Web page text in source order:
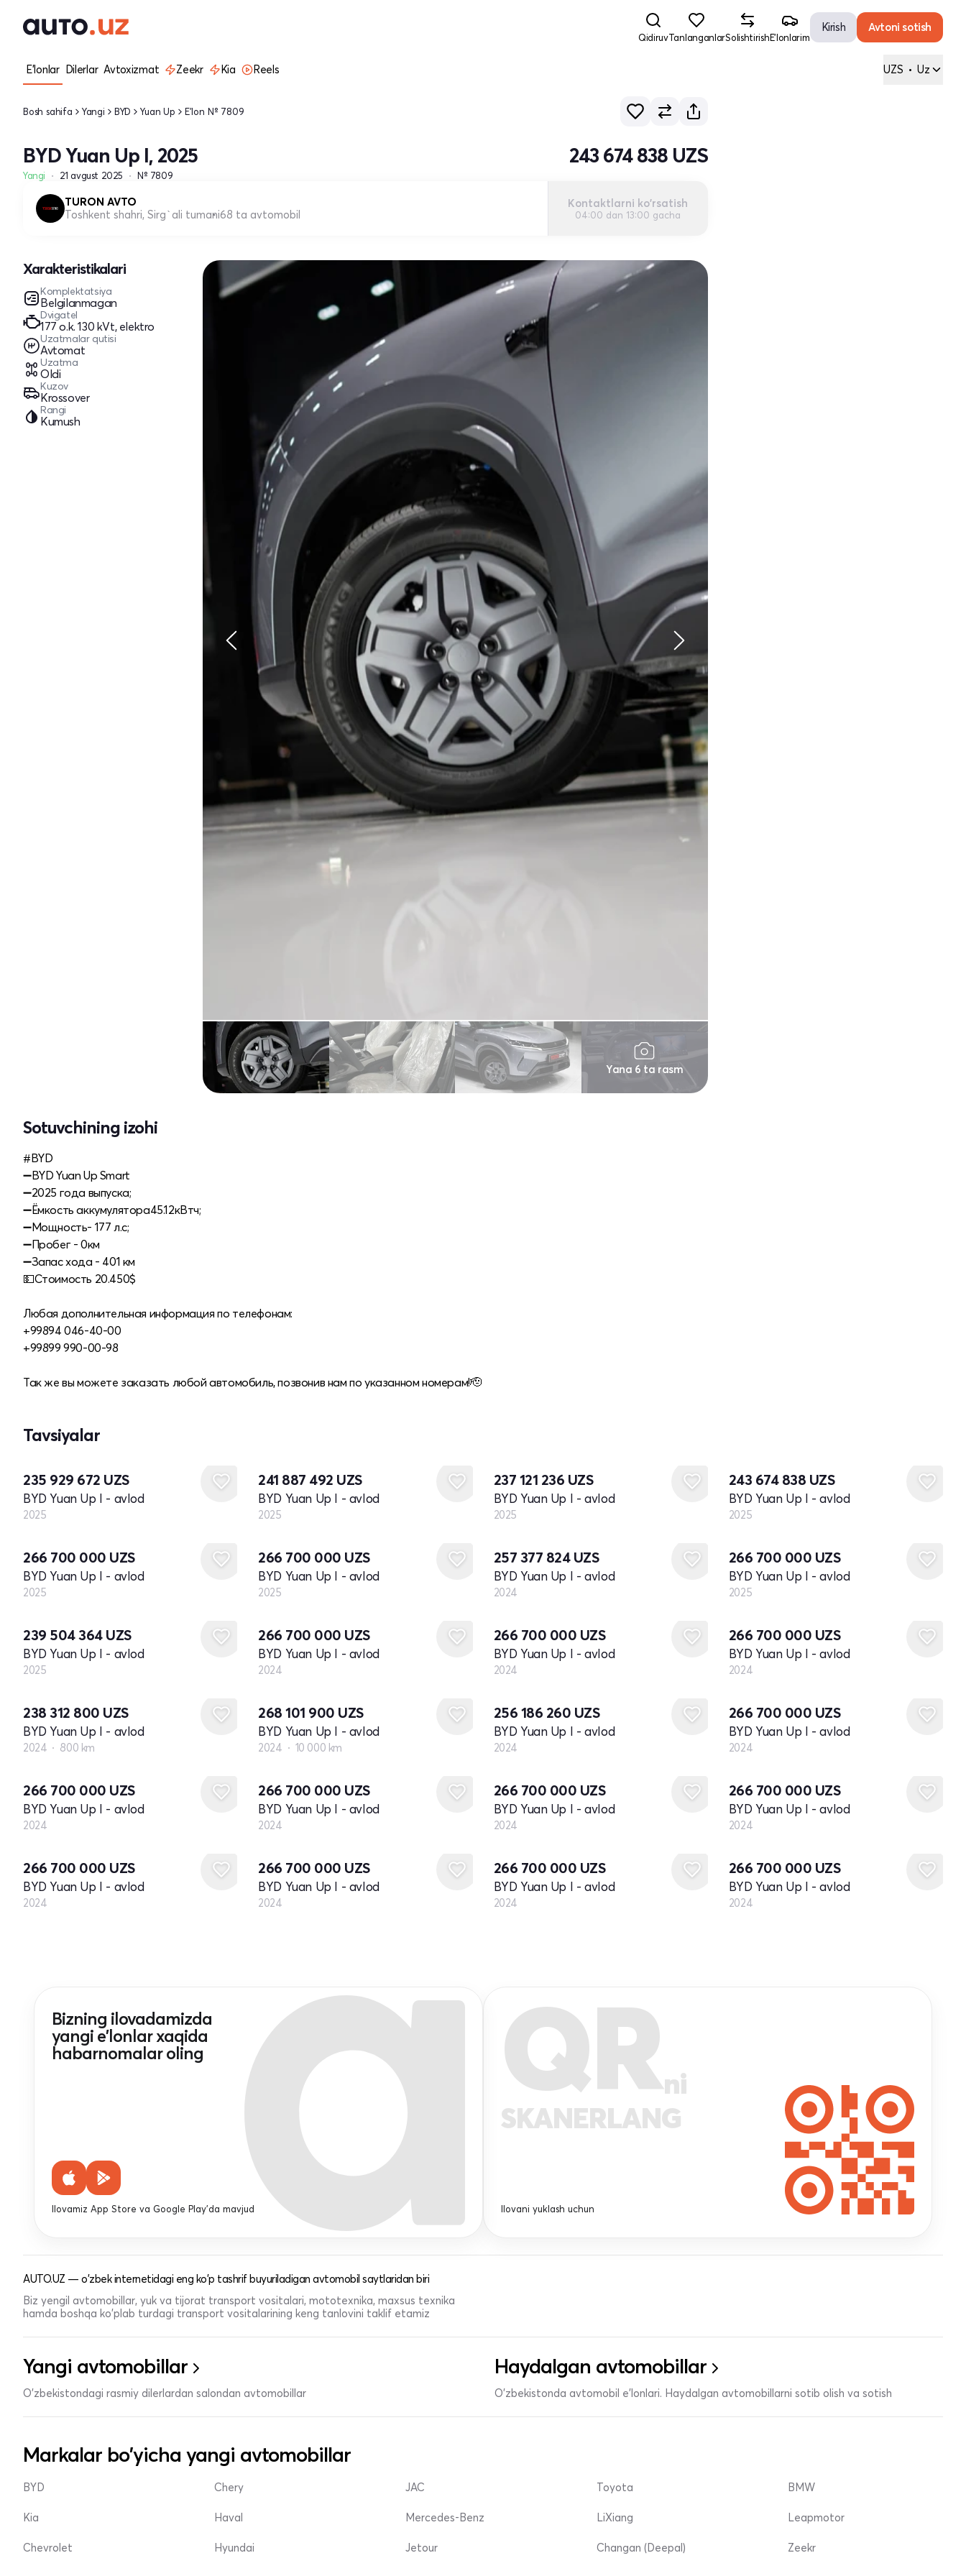
QidiruvTanlanganlarSolishtirishE'lonlarim
Kirish Avtoni sotish
E'lonlar Dilerlar Avtoxizmat Zeekr Kia Reels UZS • Uz
Bosh sahifa Yangi BYD Yuan Up E'lon № 7809
BYD Yuan Up I, 2025
Yangi 21 avgust 2025 № 7809
243 674 838 UZS
TURON AVTO
Toshkent shahri, Sirg`ali tumani68 ta avtomobil
Kontaktlarni ko'rsatish
04:00 dan 13:00 gacha
Xarakteristikalari
Komplektatsiya
Belgilanmagan
Dvigatel
177 o.k. 130 kVt, elektro
Uzatmalar qutisi
Avtomat
Uzatma
Oldi
Kuzov
Krossover
Rangi
Kumush
Yana 6 ta rasm
Sotuvchining izohi
#BYD
➖BYD Yuan Up Smart
➖2025 года выпуска;
➖Ёмкость аккумулятора45.12кВтч;
➖Мощность- 177 л.с;
➖Пробег - 0км
➖Запас хода - 401 км
💵Cтоимость 20.450$
Любая дополнительная информация по телефонам:
+99894 046-40-00
+99899 990-00-98
Так же вы можете заказать любой автомобиль, позвонив нам по указанном номерам!🫡
Tavsiyalar
235 929 672 UZS
BYD Yuan Up I - avlod
2025
241 887 492 UZS
BYD Yuan Up I - avlod
2025
237 121 236 UZS
BYD Yuan Up I - avlod
2025
243 674 838 UZS
BYD Yuan Up I - avlod
2025
266 700 000 UZS
BYD Yuan Up I - avlod
2025
266 700 000 UZS
BYD Yuan Up I - avlod
2025
257 377 824 UZS
BYD Yuan Up I - avlod
2024
266 700 000 UZS
BYD Yuan Up I - avlod
2025
239 504 364 UZS
BYD Yuan Up I - avlod
2025
266 700 000 UZS
BYD Yuan Up I - avlod
2024
266 700 000 UZS
BYD Yuan Up I - avlod
2024
266 700 000 UZS
BYD Yuan Up I - avlod
2024
238 312 800 UZS
BYD Yuan Up I - avlod
2024 800 km
268 101 900 UZS
BYD Yuan Up I - avlod
2024 10 000 km
256 186 260 UZS
BYD Yuan Up I - avlod
2024
266 700 000 UZS
BYD Yuan Up I - avlod
2024
266 700 000 UZS
BYD Yuan Up I - avlod
2024
266 700 000 UZS
BYD Yuan Up I - avlod
2024
266 700 000 UZS
BYD Yuan Up I - avlod
2024
266 700 000 UZS
BYD Yuan Up I - avlod
2024
266 700 000 UZS
BYD Yuan Up I - avlod
2024
266 700 000 UZS
BYD Yuan Up I - avlod
2024
266 700 000 UZS
BYD Yuan Up I - avlod
2024
266 700 000 UZS
BYD Yuan Up I - avlod
2024
Bizning ilovadamizda
yangi e'lonlar xaqida
habarnomalar oling
Ilovamiz App Store va Google Play'da mavjud
QRni
SKANERLANG
Ilovani yuklash uchun
AUTO.UZ — o'zbek internetidagi eng ko'p tashrif buyuriladigan avtomobil saytlaridan biri
Biz yengil avtomobillar, yuk va tijorat transport vositalari, mototexnika, maxsus texnika
hamda boshqa ko'plab turdagi transport vositalarining keng tanlovini taklif etamiz
Yangi avtomobillar
O'zbekistondagi rasmiy dilerlardan salondan avtomobillar
Haydalgan avtomobillar
O'zbekistonda avtomobil e’lonlari. Haydalgan avtomobillarni sotib olish va sotish
Markalar bo'yicha yangi avtomobillar
BYD
Kia
Chevrolet
Chery
Haval
Hyundai
JAC
Mercedes-Benz
Jetour
Toyota
LiXiang
Changan (Deepal)
BMW
Leapmotor
Zeekr